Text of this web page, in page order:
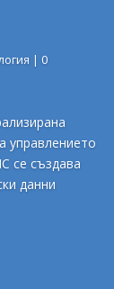
| 0
управлението
се създава
данни